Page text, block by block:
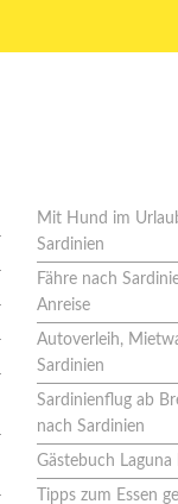
Mit Hund im
Sardinien
Fähre nach
Anreise
Autoverleih,
Sardinien
Sardinienflug ab
nach Sardinien
Gästebuch
Tipps zum Essen